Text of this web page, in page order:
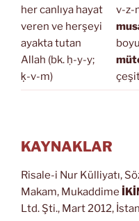
her canlıya hayat
veren ve herşeyi
ayakta tutan
Allah (bk. ḥ-y-y;
ḳ-v-m)
v-z-
KAYNAKLAR
Risale-i Nur Külliyatı,
Makam, Mukaddime
Ltd. Şti., Mart 2012,